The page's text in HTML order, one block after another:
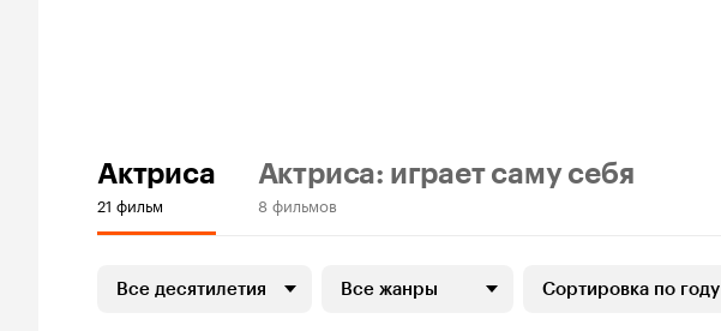
Актриса
21 фильм
Актриса: играет саму себя
8 фильмов
Все десятилетия Все жанры Сортировка по году